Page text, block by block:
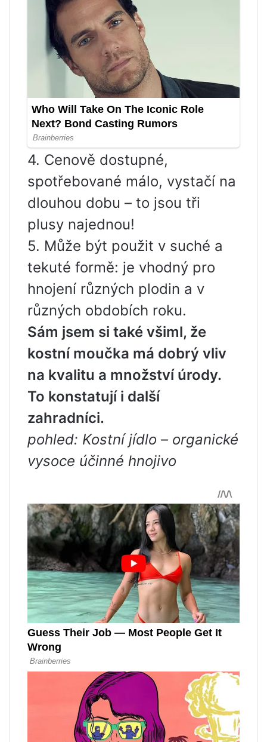
4. Cenově dostupné,
spotřebované málo, vystačí na
dlouhou dobu – to jsou tři
plusy najednou!
5. Může být použit v suché a
tekuté formě: je vhodný pro
hnojení různých plodin a v
různých obdobích roku.
Sám jsem si také všiml, že
kostní moučka má dobrý vliv
na kvalitu a množství úrody.
To konstatují i ​​další
zahradníci.
pohled: Kostní jídlo – organické
vysoce účinné hnojivo